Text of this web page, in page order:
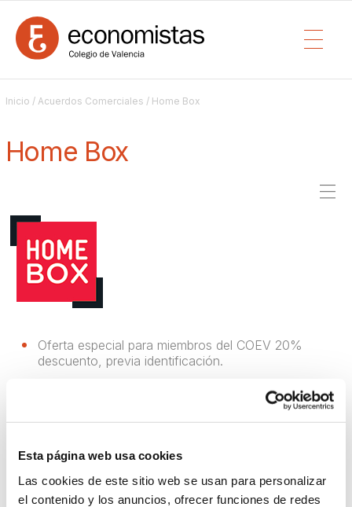
Esta página web usa cookies
Las cookies de este sitio web se usan para personalizar
el contenido y los anuncios, ofrecer funciones de redes
Inicio / Acuerdos Comerciales / Home Box
Home Box
Oferta especial para miembros del COEV 20%
descuento, previa identificación.
Ofrecemos Servicio de almacenaje para empresas y
vigilancia 24 horas con conexión a central de
alarmas